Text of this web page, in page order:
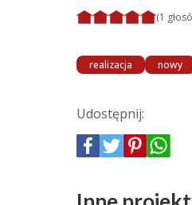
(1
realizacja nowy
Udostępnij: